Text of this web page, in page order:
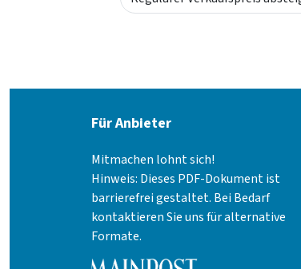
Für Anbieter
Mitmachen lohnt sich!
Hinweis: Dieses PDF-Dokument ist
barrierefrei gestaltet. Bei Bedarf
kontaktieren Sie uns für alternative
Formate.